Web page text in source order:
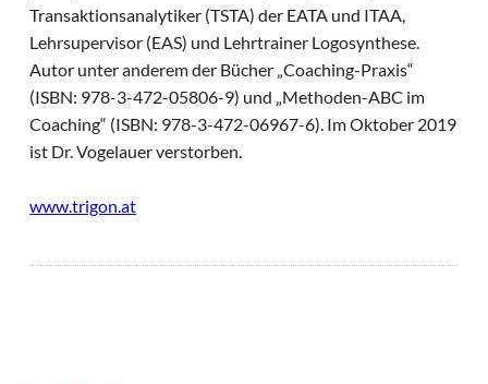
Transaktionsanalytiker (TSTA) der EATA und ITAA,
Lehrsupervisor (EAS) und Lehrtrainer Logosynthese.
Autor unter anderem der Bücher „Coaching-Praxis“
(ISBN: 978-3-472-05806-9) und „Methoden-ABC im
Coaching“ (ISBN: 978-3-472-06967-6). Im Oktober 2019
ist Dr. Vogelauer verstorben.
www.trigon.at